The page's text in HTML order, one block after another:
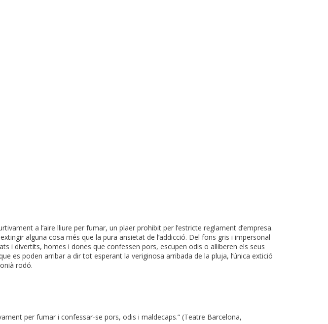
a l’aire lliure per fumar, un plaer prohibit per l’estricte reglament d’empresa.
alguna cosa més que la pura ansietat de l’addicció. Del fons gris i impersonal
i divertits, homes i dones que confessen pors, escupen odis o alliberen els seus
es poden arribar a dir tot esperant la veriginosa arribada de la pluja, l’única extició
rodó.
per fumar i confessar-se pors, odis i maldecaps.” (Teatre Barcelona,